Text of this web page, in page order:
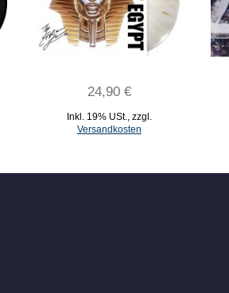
24,90 €
Inkl. 19% USt., zzgl.
Versandkosten